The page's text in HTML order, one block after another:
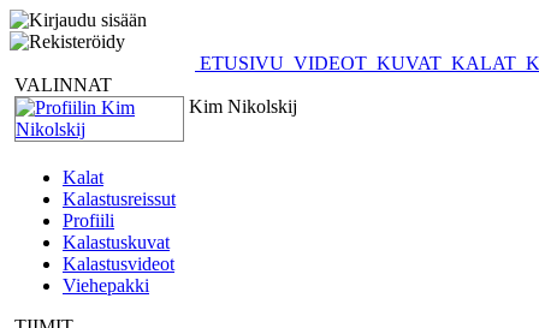
ETUSIVU VIDEOT KUVAT KALAT
VALINNAT
Kim Nikolskij
Kalat
Kalastusreissut
Profiili
Kalastuskuvat
Kalastusvideot
Viehepakki